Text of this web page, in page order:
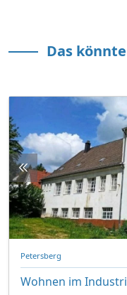
Das
Petersberg
Wohnen im